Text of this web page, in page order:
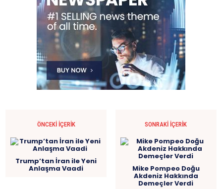
ÖNCEKI İÇERIK
Trump’tan İran ile Yeni
Anlaşma Vaadi
SONRAKI İÇERIK
Mike Pompeo Doğu
Akdeniz Hakkında
Demeçler Verdi